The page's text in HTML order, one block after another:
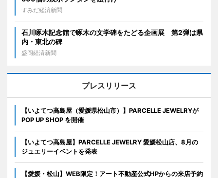
すみだ経済新聞
石川啄木記念館で啄木の文学碑をたどる企画展 第2弾は県
内・東北の碑
盛岡経済新聞
プレスリリース
【いよてつ高島屋（愛媛県松山市）】PARCELLE JEWELRYが
POP UP SHOP を開催
【いよてつ高島屋】PARCELLE JEWELRY 愛媛松山店、8月の
ジュエリーイベントを発表
【愛媛・松山】WEB限定！アート不動産公式HPからの来店予約